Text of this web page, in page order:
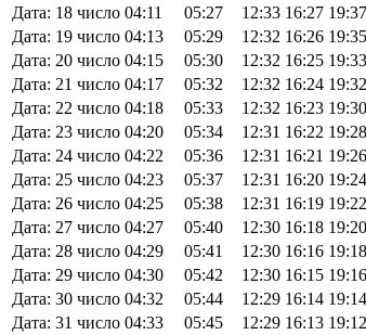
Дата: 18 число 04:11 05:27 12:33 16:27 19:37
Дата: 19 число 04:13 05:29 12:32 16:26 19:35
Дата: 20 число 04:15 05:30 12:32 16:25 19:33
Дата: 21 число 04:17 05:32 12:32 16:24 19:32
Дата: 22 число 04:18 05:33 12:32 16:23 19:30
Дата: 23 число 04:20 05:34 12:31 16:22 19:28
Дата: 24 число 04:22 05:36 12:31 16:21 19:26
Дата: 25 число 04:23 05:37 12:31 16:20 19:24
Дата: 26 число 04:25 05:38 12:31 16:19 19:22
Дата: 27 число 04:27 05:40 12:30 16:18 19:20
Дата: 28 число 04:29 05:41 12:30 16:16 19:18
Дата: 29 число 04:30 05:42 12:30 16:15 19:16
Дата: 30 число 04:32 05:44 12:29 16:14 19:14
Дата: 31 число 04:33 05:45 12:29 16:13 19:12